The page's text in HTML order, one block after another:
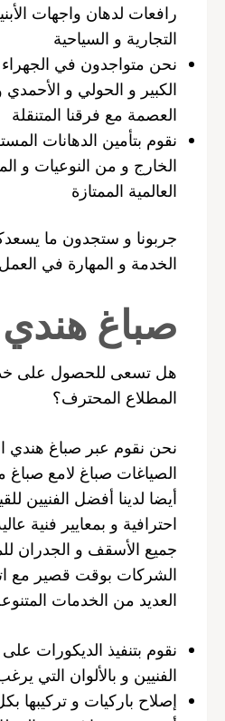
رافعات لدهان واجهات
التجارية و السياحية
نحن متواجدون في
الكبير و الحولي و الأحمدي
العصمة مع فرقنا المتنقلة
نقوم بتأمين الدهانات
الخارج و من النوعيات و
العالمية الممتازة
جربونا و ستجدون ما
الخدمة و المهارة في
صباغ
هل تسعى للحصول على
المطلاع المحترف؟
نحن نقوم عبر صباغ هندي
الصياغات صباغ لامع
أيضا لدينا أفضل الفنيين
احترافية و بمعايير فنية
جميع الأسقف و الجدران
الشركات بوقت قصير مع
العديد من الخدمات
نقوم بتنفيذ الديكورات
الفنيين و بالألوان التي
إصلاح باركيات و تركيبها